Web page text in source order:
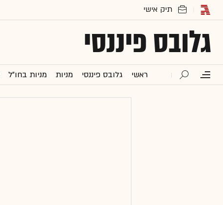
גלובס פיננסי
ראשי גלובס פיננסי מניות מניות בחו"ל